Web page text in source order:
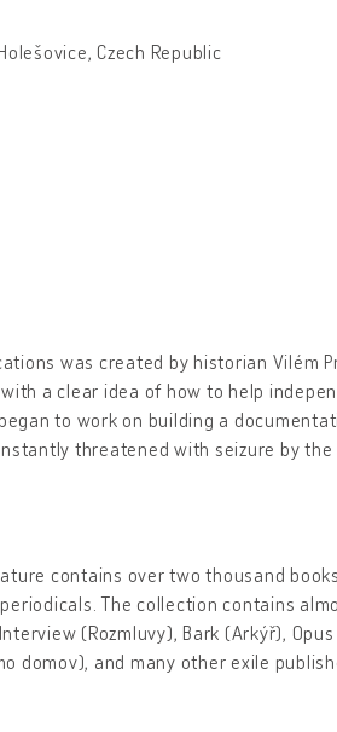
Czech Republic
was created by historian Vilém
a clear idea of ​​how to help
to work on building a
threatened with seizure by the
contains over two thousand
The collection contains
(Rozmluvy), Bark (Arkýř),
domov), and many other exile